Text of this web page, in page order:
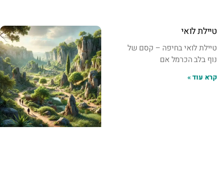
טיילת לואי
טיילת לואי בחיפה – קסם של
נוף בלב הכרמל אם
קרא עוד »